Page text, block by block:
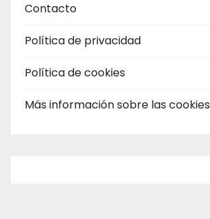
Contacto
Política de privacidad
Política de cookies
Más información sobre las cookies